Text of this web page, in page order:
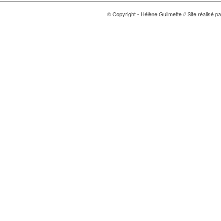
© Copyright - Hélène Guilmette // Site réalisé